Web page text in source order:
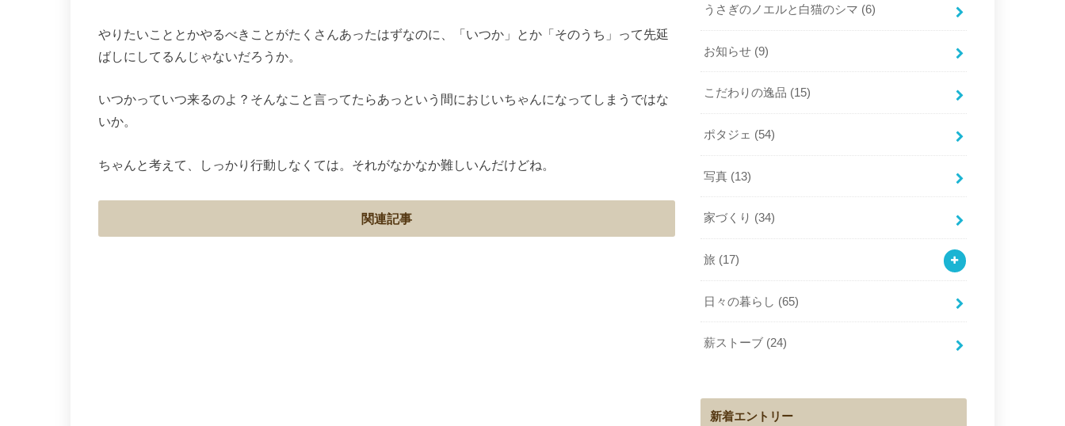
やりたいこととかやるべきことがたくさんあったはずなのに、「いつか」とか「そのうち」って先延
ばしにしてるんじゃないだろうか。
いつかっていつ来るのよ？そんなこと言ってたらあっという間におじいちゃんになってしまうではな
いか。
ちゃんと考えて、しっかり行動しなくては。それがなかなか難しいんだけどね。
関連記事
うさぎのノエルと白猫のシマ (6)
お知らせ (9)
こだわりの逸品 (15)
ポタジェ (54)
写真 (13)
家づくり (34)
旅 (17)
日々の暮らし (65)
薪ストーブ (24)
新着エントリー